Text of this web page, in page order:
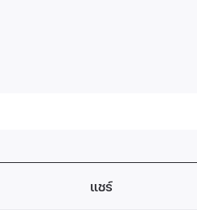
แชร์